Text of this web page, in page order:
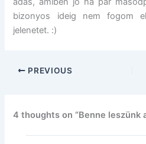
bizonyos ideig nem fogom
jelenetet. :)
PREVIOUS
4 thoughts on “Benne leszünk